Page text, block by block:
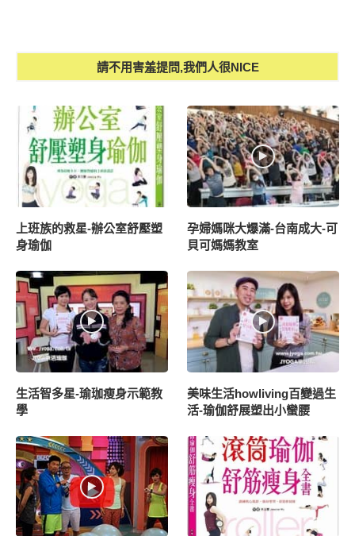
請不用害羞提問,我們人很NICE
上班族的救星-辦公室舒壓塑
身瑜伽
孕婦媽咪大爆滿-台南成大-可
貝可媽媽教室
生活智多星-瑜珈瘦身示範教
學
美味生活howliving百變過生
活-瑜伽舒展塑出小蠻腰